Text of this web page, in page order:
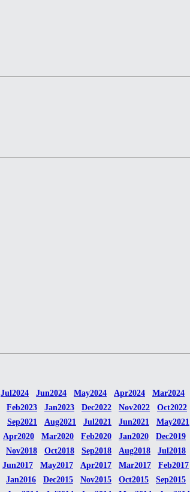
Jul2024 Jun2024 May2024 Apr2024 Mar2024
Feb2023 Jan2023 Dec2022 Nov2022 Oct2022
Sep2021 Aug2021 Jul2021 Jun2021 May2021
Apr2020 Mar2020 Feb2020 Jan2020 Dec2019
Nov2018 Oct2018 Sep2018 Aug2018 Jul2018
Jun2017 May2017 Apr2017 Mar2017 Feb2017
Jan2016 Dec2015 Nov2015 Oct2015 Sep2015